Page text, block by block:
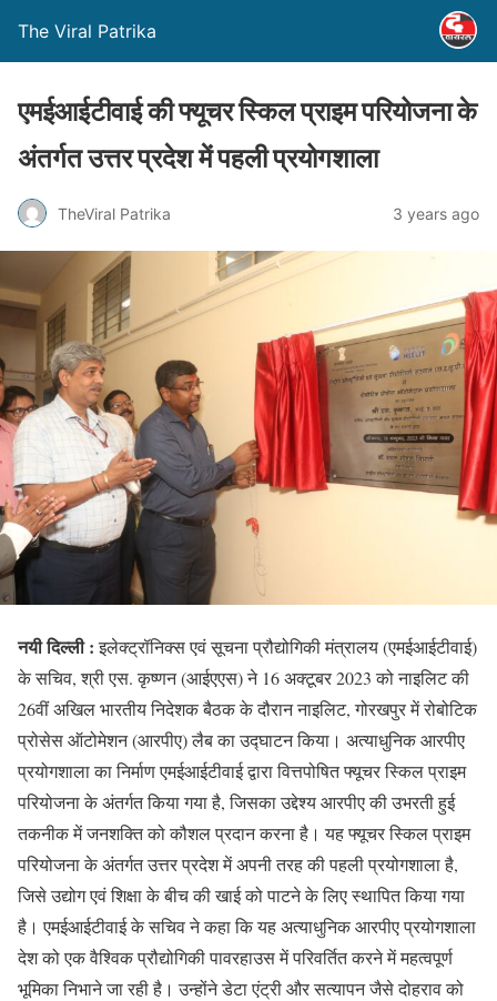
The Viral Patrika
एमईआईटीवाई की फ्यूचर स्किल प्राइम परियोजना के
अंतर्गत उत्तर प्रदेश में पहली प्रयोगशाला
TheViral Patrika 3 years ago
नयी दिल्ली :इलेक्ट्रॉनिक्स एवं सूचना प्रौद्योगिकी मंत्रालय (एमईआईटीवाई)
के सचिव, श्री एस. कृष्णन (आईएएस) ने 16 अक्टूबर 2023 को नाइलिट की
26वीं अखिल भारतीय निदेशक बैठक के दौरान नाइलिट, गोरखपुर में रोबोटिक
प्रोसेस ऑटोमेशन (आरपीए) लैब का उद्घाटन किया। अत्याधुनिक आरपीए
प्रयोगशाला का निर्माण एमईआईटीवाई द्वारा वित्तपोषित फ्यूचर स्किल प्राइम
परियोजना के अंतर्गत किया गया है, जिसका उद्देश्य आरपीए की उभरती हुई
तकनीक में जनशक्ति को कौशल प्रदान करना है। यह फ्यूचर स्किल प्राइम
परियोजना के अंतर्गत उत्तर प्रदेश में अपनी तरह की पहली प्रयोगशाला है,
जिसे उद्योग एवं शिक्षा के बीच की खाई को पाटने के लिए स्थापित किया गया
है। एमईआईटीवाई के सचिव ने कहा कि यह अत्याधुनिक आरपीए प्रयोगशाला
देश को एक वैश्विक प्रौद्योगिकी पावरहाउस में परिवर्तित करने में महत्वपूर्ण
भूमिका निभाने जा रही है। उन्होंने डेटा एंट्री और सत्यापन जैसे दोहराव को